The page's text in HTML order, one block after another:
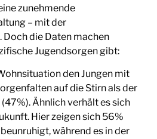
zunehmende
– mit der
die Daten machen
Jugendsorgen gibt:
den Jungen mit
auf die Stirn als der
Ähnlich verhält es sich
Hier zeigen sich 56%
während es in der